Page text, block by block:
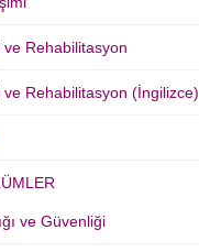
Rehabilitasyon
ve Rehabilitasyon (İngilizce)
ve Güvenliği